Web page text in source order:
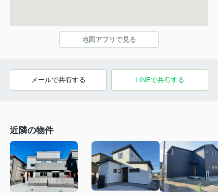
地図アプリで見る
メールで共有する LINEで共有する
近隣の物件